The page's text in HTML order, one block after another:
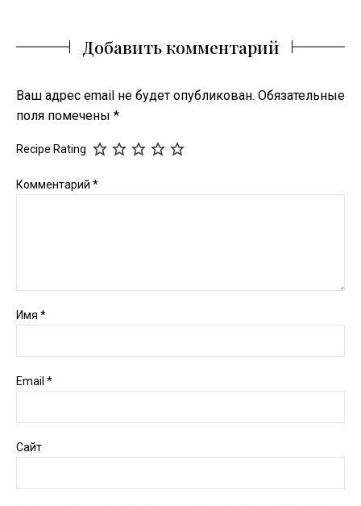
Добавить комментарий
Ваш адрес email не будет опубликован. Обязательные
поля помечены *
Recipe Rating
Комментарий *
Имя *
Email *
Сайт